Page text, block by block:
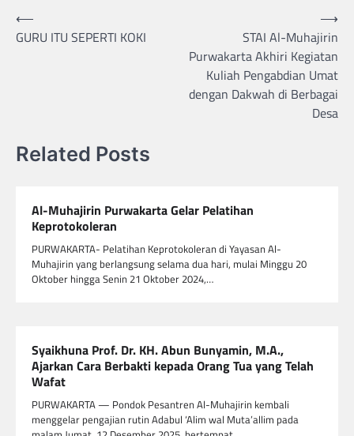
Navigasi
pos
⟵
GURU ITU SEPERTI KOKI
STAI Al-Muhajirin
Purwakarta Akhiri Kegiatan
Kuliah Pengabdian Umat
dengan Dakwah di Berbagai
Desa
⟶
Related Posts
Al-Muhajirin Purwakarta Gelar Pelatihan
Keprotokoleran
PURWAKARTA- Pelatihan Keprotokoleran di Yayasan Al-
Muhajirin yang berlangsung selama dua hari, mulai Minggu 20
Oktober hingga Senin 21 Oktober 2024,…
Syaikhuna Prof. Dr. KH. Abun Bunyamin, M.A.,
Ajarkan Cara Berbakti kepada Orang Tua yang Telah
Wafat
PURWAKARTA — Pondok Pesantren Al-Muhajirin kembali
menggelar pengajian rutin Adabul ‘Alim wal Muta’allim pada